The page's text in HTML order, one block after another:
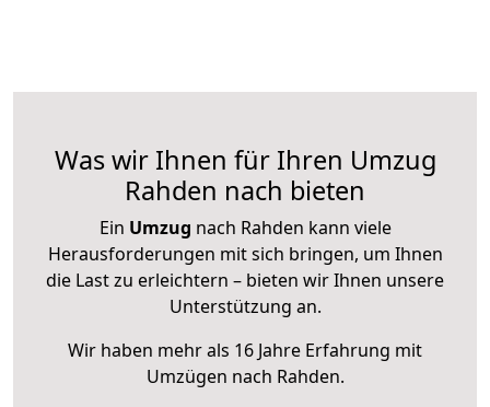
Was wir Ihnen für Ihren Umzug
Rahden nach bieten
Ein Umzug nach Rahden kann viele
Herausforderungen mit sich bringen, um Ihnen
die Last zu erleichtern – bieten wir Ihnen unsere
Unterstützung an.
Wir haben mehr als 16 Jahre Erfahrung mit
Umzügen nach Rahden.